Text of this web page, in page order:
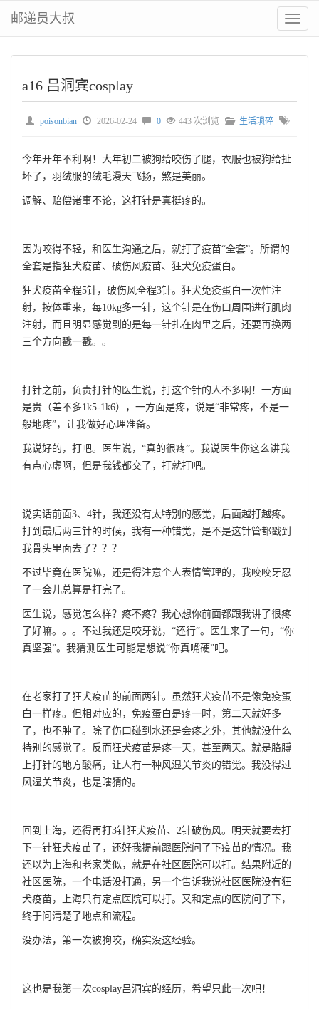
切
换
菜
邮递员大叔
a16 吕洞宾cosplay
poisonbian 2026-02-24 0 443 次浏览 生活琐碎
今年开年不利啊！大年初二被狗给咬伤了腿，衣服也被狗给扯
坏了，羽绒服的绒毛漫天飞扬，煞是美丽。
调解、赔偿诸事不论，这打针是真挺疼的。
因为咬得不轻，和医生沟通之后，就打了疫苗“全套”。所谓的
全套是指狂犬疫苗、破伤风疫苗、狂犬免疫蛋白。
狂犬疫苗全程5针，破伤风全程3针。狂犬免疫蛋白一次性注
射，按体重来，每10kg多一针，这个针是在伤口周围进行肌肉
注射，而且明显感觉到的是每一针扎在肉里之后，还要再换两
三个方向戳一戳。。
打针之前，负责打针的医生说，打这个针的人不多啊！一方面
是贵（差不多1k5-1k6），一方面是疼，说是“非常疼，不是一
般地疼”，让我做好心理准备。
我说好的，打吧。医生说，“真的很疼”。我说医生你这么讲我
有点心虚啊，但是我钱都交了，打就打吧。
说实话前面3、4针，我还没有太特别的感觉，后面越打越疼。
打到最后两三针的时候，我有一种错觉，是不是这针管都戳到
我骨头里面去了？？？
不过毕竟在医院嘛，还是得注意个人表情管理的，我咬咬牙忍
了一会儿总算是打完了。
医生说，感觉怎么样？疼不疼？我心想你前面都跟我讲了很疼
了好嘛。。。不过我还是咬牙说，“还行”。医生来了一句，“你
真坚强”。我猜测医生可能是想说“你真嘴硬”吧。
在老家打了狂犬疫苗的前面两针。虽然狂犬疫苗不是像免疫蛋
白一样疼。但相对应的，免疫蛋白是疼一时，第二天就好多
了，也不肿了。除了伤口碰到水还是会疼之外，其他就没什么
特别的感觉了。反而狂犬疫苗是疼一天，甚至两天。就是胳膊
上打针的地方酸痛，让人有一种风湿关节炎的错觉。我没得过
风湿关节炎，也是瞎猜的。
回到上海，还得再打3针狂犬疫苗、2针破伤风。明天就要去打
下一针狂犬疫苗了，还好我提前跟医院问了下疫苗的情况。我
还以为上海和老家类似，就是在社区医院可以打。结果附近的
社区医院，一个电话没打通，另一个告诉我说社区医院没有狂
犬疫苗，上海只有定点医院可以打。又和定点的医院问了下，
终于问清楚了地点和流程。
没办法，第一次被狗咬，确实没这经验。
这也是我第一次cosplay吕洞宾的经历，希望只此一次吧！